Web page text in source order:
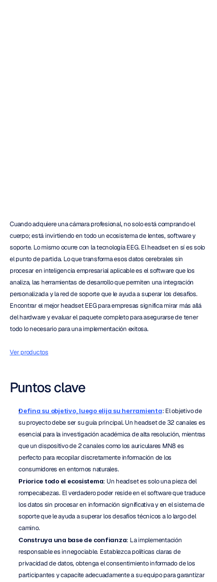
Cuando adquiere una cámara profesional, no solo está comprando el
cuerpo; está invirtiendo en todo un ecosistema de lentes, software y
soporte. Lo mismo ocurre con la tecnología EEG. El headset en sí es solo
el punto de partida. Lo que transforma esos datos cerebrales sin
procesar en inteligencia empresarial aplicable es el software que los
analiza, las herramientas de desarrollo que permiten una integración
personalizada y la red de soporte que le ayuda a superar los desafíos.
Encontrar el mejor headset EEG para empresas significa mirar más allá
del hardware y evaluar el paquete completo para asegurarse de tener
todo lo necesario para una implementación exitosa.
Ver productos
Puntos clave
Defina su objetivo, luego elija su herramienta: El objetivo de
su proyecto debe ser su guía principal. Un headset de 32 canales es
esencial para la investigación académica de alta resolución, mientras
que un dispositivo de 2 canales como los auriculares MN8 es
perfecto para recopilar discretamente información de los
consumidores en entornos naturales.
Priorice todo el ecosistema: Un headset es solo una pieza del
rompecabezas. El verdadero poder reside en el software que traduce
los datos sin procesar en información significativa y en el sistema de
soporte que le ayuda a superar los desafíos técnicos a lo largo del
camino.
Construya una base de confianza: La implementación
responsable es innegociable. Establezca políticas claras de
privacidad de datos, obtenga el consentimiento informado de los
participantes y capacite adecuadamente a su equipo para garantizar